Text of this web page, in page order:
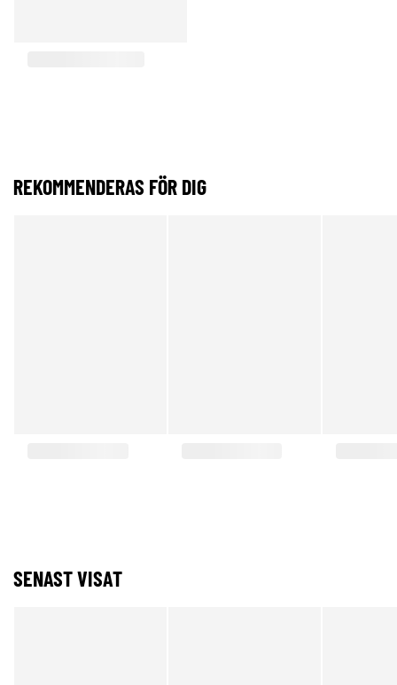
REKOMMENDERAS FÖR DIG
SENAST VISAT